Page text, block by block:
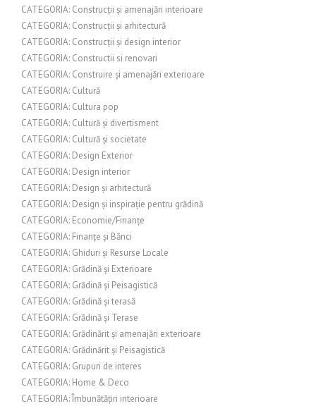
CATEGORIA: Construcții și amenajări interioare
CATEGORIA: Construcții și arhitectură
CATEGORIA: Construcții și design interior
CATEGORIA: Constructii si renovari
CATEGORIA: Construire și amenajări exterioare
CATEGORIA: Cultură
CATEGORIA: Cultura pop
CATEGORIA: Cultură și divertisment
CATEGORIA: Cultură și societate
CATEGORIA: Design Exterior
CATEGORIA: Design interior
CATEGORIA: Design și arhitectură
CATEGORIA: Design și inspirație pentru grădină
CATEGORIA: Economie/Finanțe
CATEGORIA: Finanțe și Bănci
CATEGORIA: Ghiduri și Resurse Locale
CATEGORIA: Grădină și Exterioare
CATEGORIA: Grădină și Peisagistică
CATEGORIA: Grădină și terasă
CATEGORIA: Grădină și Terase
CATEGORIA: Grădinărit și amenajări exterioare
CATEGORIA: Grădinărit și Peisagistică
CATEGORIA: Grupuri de interes
CATEGORIA: Home & Deco
CATEGORIA: Îmbunătățiri interioare